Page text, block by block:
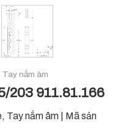
Tay nắm âm
203 911.81.166
, Tay nắm âm
Mã sản